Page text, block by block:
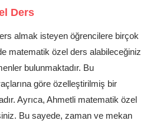
Ders
almak isteyen öğrencilere birçok
matematik özel ders alabileceğiniz
bulunmaktadır. Bu
göre özelleştirilmiş bir
Ayrıca, Ahmetli matematik özel
Bu sayede, zaman ve mekan